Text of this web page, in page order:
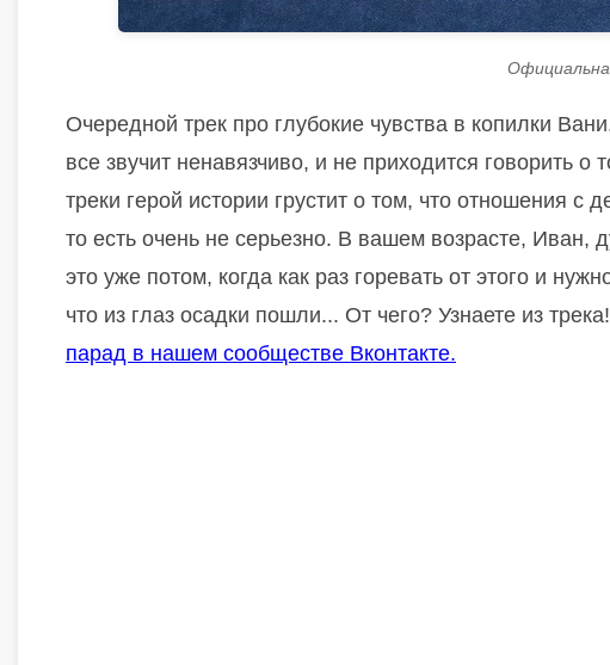
Очередной трек про глубокие чувства в копилки
все звучит ненавязчиво, и не приходится говорить
треки герой истории грустит о том, что отношения
то есть очень не серьезно. В вашем возрасте, Иван,
это уже потом, когда как раз горевать от этого и
что из глаз осадки пошли... От чего? Узнаете из трека!
парад в нашем сообществе Вконтакте.